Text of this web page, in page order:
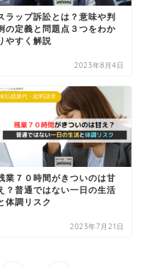
ラップ訴訟とは？意味や判
の定義と問題点３つをわか
やすく解説
2023年8月4日
未払残業代・給料請求
業７０時間がきついのは甘
？普通ではない一日の生活
体調リスク
2023年7月21日